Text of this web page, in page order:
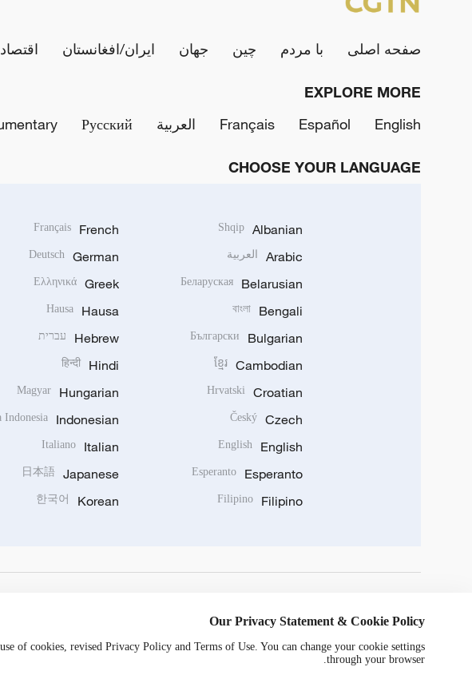
صفحه اصلی با مردم چین جهان ایران/افغانستان
EXPLORE MORE
English
Español
Français العربية Русский
CHOOSE YOUR LANGUAGE
Albanian
Shqip
Arabic العربية
Belarusian
Беларуская
Bengali
বাংলা
Bulgarian
Български
Cambodian
ខ្មែរ
Croatian
Hrvatski
Czech
Český
English
English
Esperanto
Esperanto
Filipino
Filipino
French
Français
German
Deutsch
Greek
Ελληνικά
Hausa
Hausa
Hebrew עברית
Hindi
हिन्दी
Hungarian
Magyar
Indonesian
Indonesia
Italian
Italiano
Japanese
日本語
Korean
한국어
Our Privacy Statement & Cookie Policy
of cookies, revised Privacy Policy and Terms of Use. You can change your cookie settings
through your browser.